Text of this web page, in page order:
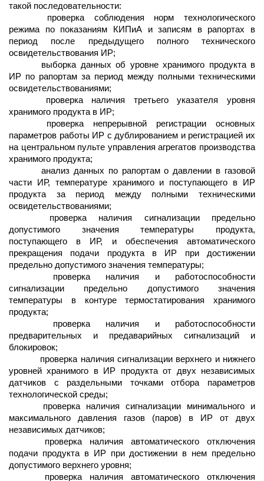
такой последовательности:
проверка соблюдения норм технологического
режима по показаниям КИПиА и записям в рапортах в
период после предыдущего полного технического
освидетельствования ИР;
выборка данных об уровне хранимого продукта в
ИР по рапортам за период между полными техническими
освидетельствованиями;
проверка наличия третьего указателя уровня
хранимого продукта в ИР;
проверка непрерывной регистрации основных
параметров работы ИР с дублированием и регистрацией их
на центральном пульте управления агрегатов производства
хранимого продукта;
анализ данных по рапортам о давлении в газовой
части ИР, температуре хранимого и поступающего в ИР
продукта за период между полными техническими
освидетельствованиями;
проверка наличия сигнализации предельно
допустимого значения температуры продукта,
поступающего в ИР, и обеспечения автоматического
прекращения подачи продукта в ИР при достижении
предельно допустимого значения температуры;
проверка наличия и работоспособности
сигнализации предельно допустимого значения
температуры в контуре термостатирования хранимого
продукта;
проверка наличия и работоспособности
предварительных и предаварийных сигнализаций и
блокировок;
проверка наличия сигнализации верхнего и нижнего
уровней хранимого в ИР продукта от двух независимых
датчиков с раздельными точками отбора параметров
технологической среды;
проверка наличия сигнализации минимального и
максимального давления газов (паров) в ИР от двух
независимых датчиков;
проверка наличия автоматического отключения
подачи продукта в ИР при достижении в нем предельно
допустимого верхнего уровня;
проверка наличия автоматического отключения